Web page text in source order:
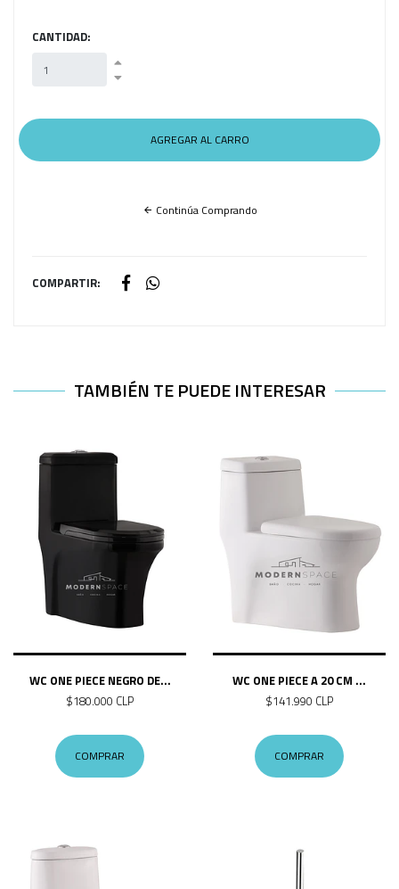
CANTIDAD:
Continúa Comprando
COMPARTIR:
TAMBIÉN TE PUEDE INTERESAR
WC ONE PIECE NEGRO DE...
$180.000 CLP
COMPRAR
WC ONE PIECE A 20 CM ...
$141.990 CLP
COMPRAR